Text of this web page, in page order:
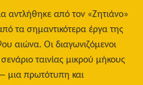
αντλήθηκε από τον «Ζητιάνο»
τα σημαντικότερα έργα της
αιώνα. Οι διαγωνιζόμενοι
ταινίας μικρού μήκους
μια πρωτότυπη και